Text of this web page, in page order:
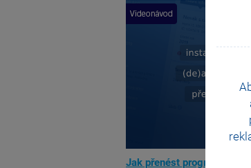
Jak přenést program